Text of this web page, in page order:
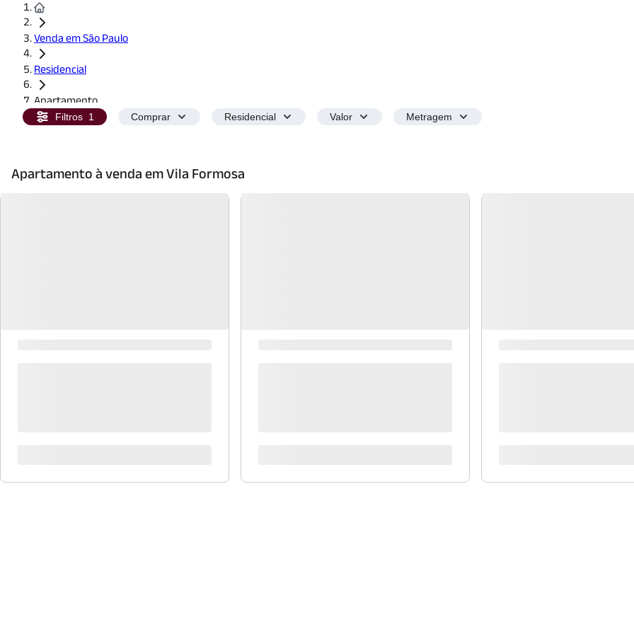
Venda em São Paulo
Residencial
Apartamento
Filtros 1 Comprar Residencial Valor Metragem
Apartamento à venda em Vila Formosa